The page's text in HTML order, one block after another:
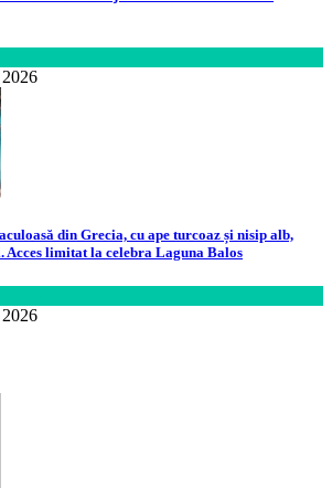
din Grecia, cu ape turcoaz și nisip alb,
Acces limitat la celebra Laguna Balos